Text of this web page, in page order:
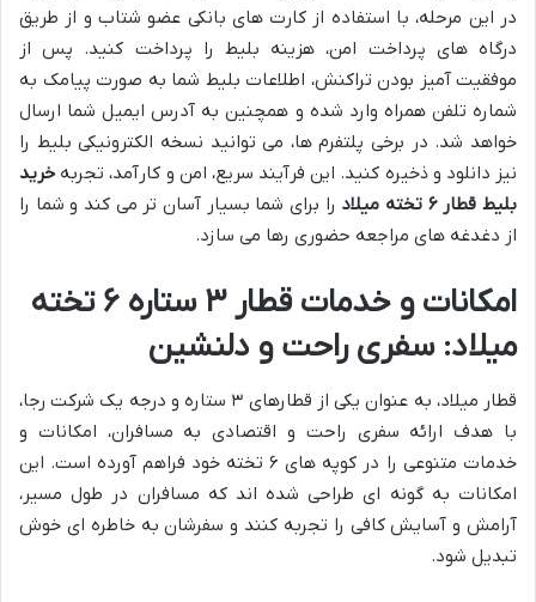
در این مرحله، با استفاده از کارت های بانکی عضو شتاب و از طریق
درگاه های پرداخت امن، هزینه بلیط را پرداخت کنید. پس از
موفقیت آمیز بودن تراکنش، اطلاعات بلیط شما به صورت پیامک به
شماره تلفن همراه وارد شده و همچنین به آدرس ایمیل شما ارسال
خواهد شد. در برخی پلتفرم ها، می توانید نسخه الکترونیکی بلیط را
نیز دانلود و ذخیره کنید. این فرآیند سریع، امن و کارآمد، تجربه خرید
بلیط قطار ۶ تخته میلاد
را برای شما بسیار آسان تر می کند و شما را
از دغدغه های مراجعه حضوری رها می سازد.
امکانات و خدمات قطار ۳ ستاره ۶ تخته
میلاد: سفری راحت و دلنشین
قطار میلاد، به عنوان یکی از قطارهای ۳ ستاره و درجه یک شرکت رجا،
با هدف ارائه سفری راحت و اقتصادی به مسافران، امکانات و
خدمات متنوعی را در کوپه های ۶ تخته خود فراهم آورده است. این
امکانات به گونه ای طراحی شده اند که مسافران در طول مسیر،
آرامش و آسایش کافی را تجربه کنند و سفرشان به خاطره ای خوش
تبدیل شود.